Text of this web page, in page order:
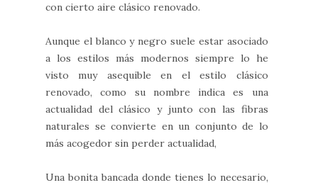
con cierto aire clásico renovado.
Aunque el blanco y negro suele estar asociado
a los estilos más modernos siempre lo he
visto muy asequible en el estilo clásico
renovado, como su nombre indica es una
actualidad del clásico y junto con las fibras
naturales se convierte en un conjunto de lo
más acogedor sin perder actualidad,
Una bonita bancada donde tienes lo necesario,